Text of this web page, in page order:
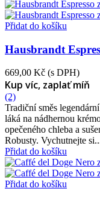
Přidat do košíku
Hausbrandt
669,00 Kč (s DPH)
Kup víc, zaplať míň
(2)
Tradiční směs
láká na nádhernou
opečeného chleba a
Robusty. Vychutnejte
Přidat do košíku
Přidat do košíku